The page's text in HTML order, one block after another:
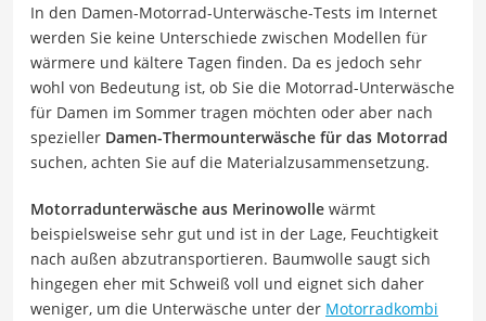
In den Damen-Motorrad-Unterwäsche-Tests im Internet
werden Sie keine Unterschiede zwischen Modellen für
wärmere und kältere Tagen finden. Da es jedoch sehr
wohl von Bedeutung ist, ob Sie die Motorrad-Unterwäsche
für Damen im Sommer tragen möchten oder aber nach
spezieller Damen-Thermounterwäsche für das Motorrad
suchen, achten Sie auf die Materialzusammensetzung.
Motorradunterwäsche aus Merinowolle wärmt
beispielsweise sehr gut und ist in der Lage, Feuchtigkeit
nach außen abzutransportieren. Baumwolle saugt sich
hingegen eher mit Schweiß voll und eignet sich daher
weniger, um die Unterwäsche unter der Motorradkombi